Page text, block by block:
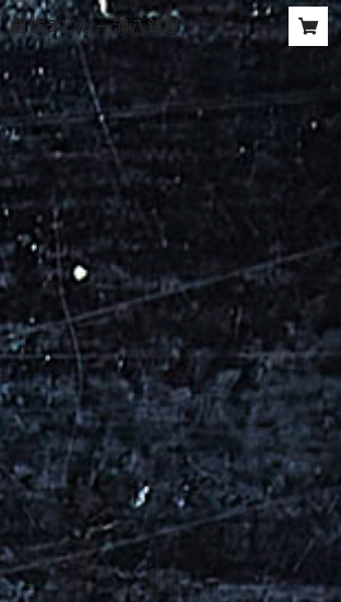
創作うどん 一滴八銭屋